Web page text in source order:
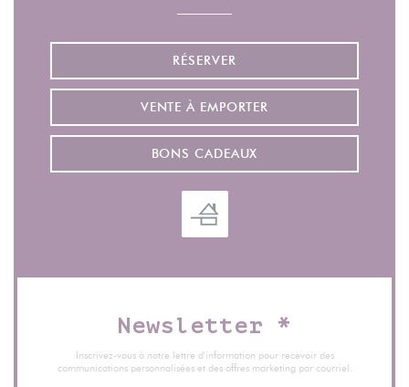
RÉSERVER
VENTE À EMPORTER
BONS CADEAUX
Newsletter *
Inscrivez-vous à notre lettre d'information pour recevoir des
communications personnalisées et des offres marketing par courriel.